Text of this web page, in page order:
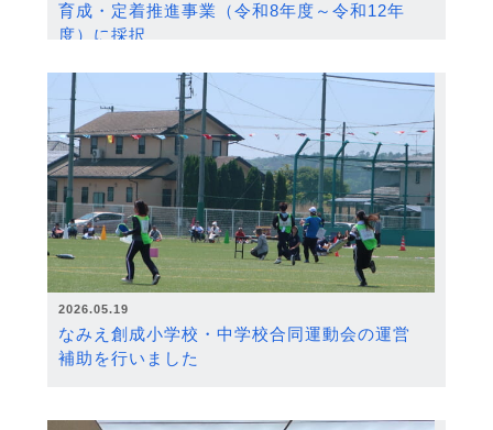
育成・定着推進事業（令和8年度～令和12年
度）に採択
2026.05.19
なみえ創成小学校・中学校合同運動会の運営
補助を行いました